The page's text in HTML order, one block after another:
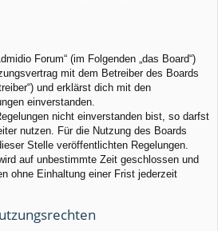
Forum“ (im Folgenden „das Board“)
mit dem Betreiber des Boards
und erklärst dich mit den
einverstanden.
nicht einverstanden bist, so darfst
nutzen. Für die Nutzung des Boards
Stelle veröffentlichten Regelungen.
auf unbestimmte Zeit geschlossen und
ohne Einhaltung einer Frist jederzeit